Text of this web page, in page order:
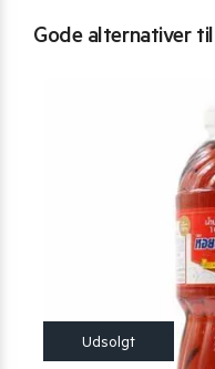
Gode alternativer